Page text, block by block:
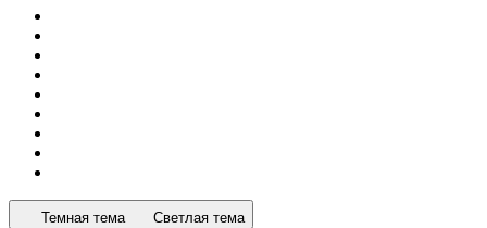
Темная тема Светлая тема